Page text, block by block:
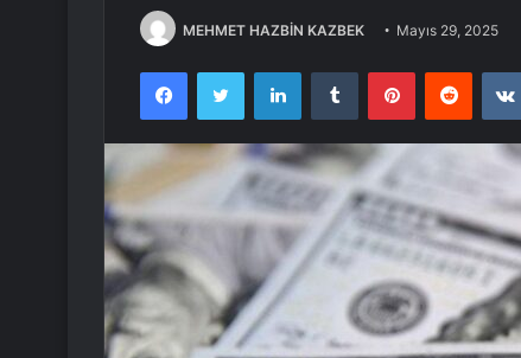
MEHMET HAZBİN KAZBEK Mayıs 29, 2025
FacebookTwitter LinkedInTumblr PinterestReddit